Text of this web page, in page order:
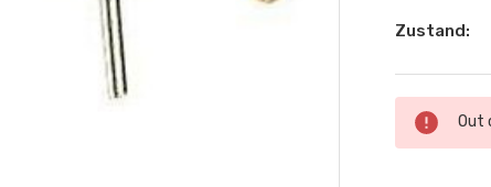
Zustand:
Aktueller
Out